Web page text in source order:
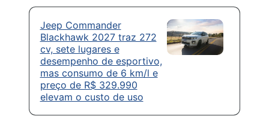
Jeep Commander
Blackhawk 2027 traz 272
cv, sete lugares e
desempenho de esportivo,
mas consumo de 6 km/l e
preço de R$ 329.990
elevam o custo de uso